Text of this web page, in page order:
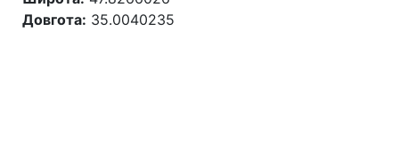
Довгота: 35.0040235